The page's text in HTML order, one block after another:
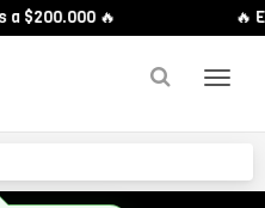
$200.000 🔥 🔥